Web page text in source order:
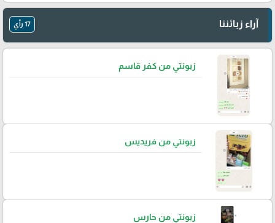
آراء زبائننا 17 رأي
زبونتي من كفر قاسم
زبونتي من فريديس
زبونتي من حارس